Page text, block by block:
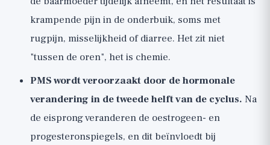
krampende pijn in de onderbuik, soms met
rugpijn, misselijkheid of diarree. Het zit niet
"tussen de oren", het is chemie.
PMS wordt veroorzaakt door de hormonale
verandering in de tweede helft van de cyclus. Na
de eisprong veranderen de oestrogeen- en
progesteronspiegels, en dit beïnvloedt bij